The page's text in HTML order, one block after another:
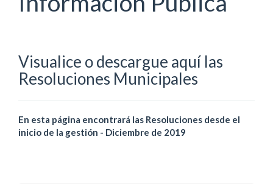
Visualice o descargue aquí las
Resoluciones Municipales
En esta página encontrará las Resoluciones desde el
inicio de la gestión - Diciembre de 2019